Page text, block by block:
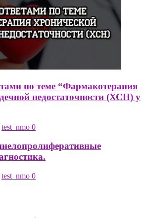
по теме “Фармакотерапия
недостаточности (ХСН) у
test_nmo 0
test_nmo 0